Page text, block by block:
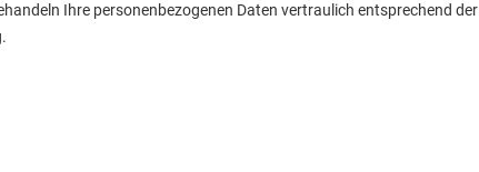
Ihre personenbezogenen Daten vertraulich entsprechend der